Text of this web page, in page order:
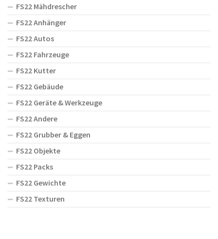
FS22 Mähdrescher
FS22 Anhänger
FS22 Autos
FS22 Fahrzeuge
FS22 Kutter
FS22 Gebäude
FS22 Geräte & Werkzeuge
FS22 Andere
FS22 Grubber & Eggen
FS22 Objekte
FS22 Packs
FS22 Gewichte
FS22 Texturen